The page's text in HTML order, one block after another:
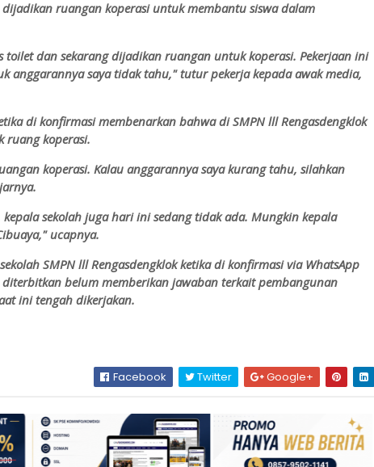
ruangan koperasi untuk membantu siswa dalam
dan sekarang dijadikan ruangan untuk koperasi. Pekerjaan ini
anggarannya saya tidak tahu," tutur pekerja kepada awak media,
di konfirmasi membenarkan bahwa di SMPN lll Rengasdengklok
ruang koperasi.
koperasi. Kalau anggarannya saya kurang tahu, silahkan
sekolah juga hari ini sedang tidak ada. Mungkin kepala
ucapnya.
SMPN lll Rengasdengklok ketika di konfirmasi via WhatsApp
belum memberikan jawaban terkait pembangunan
ini tengah dikerjakan.
Facebook Twitter Google+